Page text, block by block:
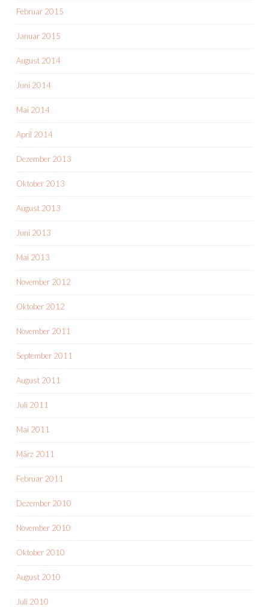
Februar 2015
Januar 2015
August 2014
Juni 2014
Mai 2014
April 2014
Dezember 2013
Oktober 2013
August 2013
Juni 2013
Mai 2013
November 2012
Oktober 2012
November 2011
September 2011
August 2011
Juli 2011
Mai 2011
März 2011
Februar 2011
Dezember 2010
November 2010
Oktober 2010
August 2010
Juli 2010